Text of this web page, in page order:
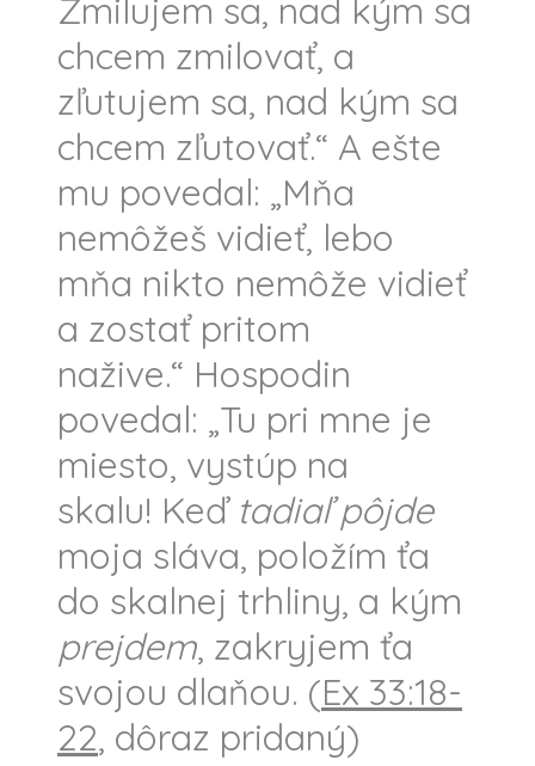
Zmilujem sa, nad kým sa
chcem zmilovať, a
zľutujem sa, nad kým sa
chcem zľutovať.“ A ešte
mu povedal: „Mňa
nemôžeš vidieť, lebo
mňa nikto nemôže vidieť
a zostať pritom
nažive.“ Hospodin
povedal: „Tu pri mne je
miesto, vystúp na
skalu! Keď tadiaľ pôjde
moja sláva, položím ťa
do skalnej trhliny, a kým
prejdem, zakryjem ťa
svojou dlaňou. (Ex 33:18-
22, dôraz pridaný)